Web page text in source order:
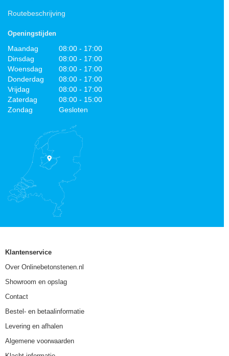
Routebeschrijving
Openingstijden
Maandag
08:00 - 17:00
Dinsdag
08:00 - 17:00
Woensdag
08:00 - 17:00
Donderdag
08:00 - 17:00
Vrijdag
08:00 - 17:00
Zaterdag
08:00 - 15:00
Zondag
Gesloten
Klantenservice
Over Onlinebetonstenen.nl
Showroom en opslag
Contact
Bestel- en betaalinformatie
Levering en afhalen
Algemene voorwaarden